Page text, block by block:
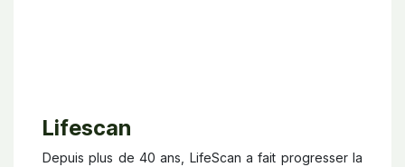
Lifescan
Depuis plus de 40 ans, LifeScan a fait progresser la